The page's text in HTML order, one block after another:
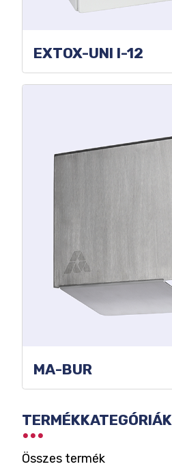
SZŰRŐK
TERMÉKKATEGÓRIÁK
Összes termék
EXTOX-UNI I-12
MA-BUR